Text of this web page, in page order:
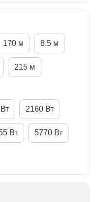
170 м 8.5 м
215 м
2160 Вт
Вт 5770 Вт